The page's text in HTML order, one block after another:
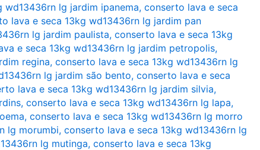
wd13436rn lg jardim ipanema, conserto lava e seca
lava e seca 13kg wd13436rn lg jardim pan
lg jardim paulista, conserto lava e seca 13kg
e seca 13kg wd13436rn lg jardim petropolis,
regina, conserto lava e seca 13kg wd13436rn lg
lg jardim são bento, conserto lava e seca
lava e seca 13kg wd13436rn lg jardim silvia,
, conserto lava e seca 13kg wd13436rn lg lapa,
, conserto lava e seca 13kg wd13436rn lg morro
lg morumbi, conserto lava e seca 13kg wd13436rn lg
lg mutinga, conserto lava e seca 13kg